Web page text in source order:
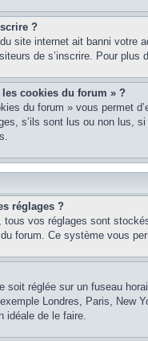
?
site internet ait banni
de s’inscrire. Pour
cookies du forum » ?
du forum » vous permet
s’ils sont lus ou non lus,
réglages ?
vos réglages sont
forum. Ce système vous
soit réglée sur un fuseau
Londres, Paris, New
idéale de le faire.